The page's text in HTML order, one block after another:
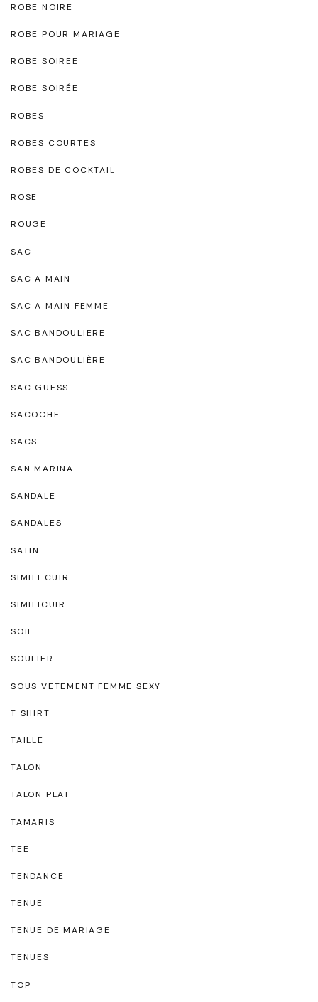
ROBE NOIRE
ROBE POUR MARIAGE
ROBE SOIREE
ROBE SOIRÉE
ROBES
ROBES COURTES
ROBES DE COCKTAIL
ROSE
ROUGE
SAC
SAC A MAIN
SAC A MAIN FEMME
SAC BANDOULIERE
SAC BANDOULIÈRE
SAC GUESS
SACOCHE
SACS
SAN MARINA
SANDALE
SANDALES
SATIN
SIMILI CUIR
SIMILICUIR
SOIE
SOULIER
SOUS VETEMENT FEMME SEXY
T SHIRT
TAILLE
TALON
TALON PLAT
TAMARIS
TEE
TENDANCE
TENUE
TENUE DE MARIAGE
TENUES
TOP